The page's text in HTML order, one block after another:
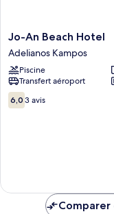
Jo-
An
Beach
Hotel
Adelianos
Kampos
Jo-An Beach Hotel
Adelianos Kampos
Piscine
Transfert aéroport
6.0
sur
6,0 3 avis
Comparer